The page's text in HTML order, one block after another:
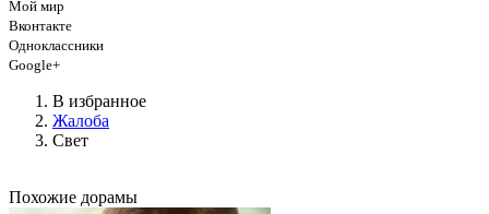
Мой мир
Вконтакте
Одноклассники
Google+
В избранное
Жалоба
Свет
Похожие дорамы